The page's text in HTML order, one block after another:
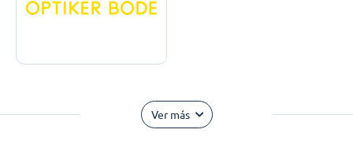
Ver más